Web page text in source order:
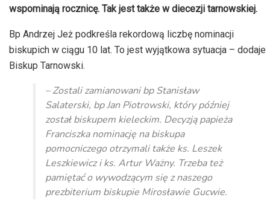
wspominają rocznicę. Tak jest także w diecezji tarnowskiej.
Bp Andrzej Jeż podkreśla rekordową liczbę nominacji
biskupich w ciągu 10 lat. To jest wyjątkowa sytuacja – dodaje
Biskup Tarnowski.
– Zostali zamianowani bp Stanisław
Salaterski, bp Jan Piotrowski, który później
został biskupem kieleckim. Decyzją papieża
Franciszka nominację na biskupa
pomocniczego otrzymali także ks. Leszek
Leszkiewicz i ks. Artur Ważny. Trzeba też
pamiętać o wywodzącym się z naszego
prezbiterium biskupie Mirosławie Gucwie.